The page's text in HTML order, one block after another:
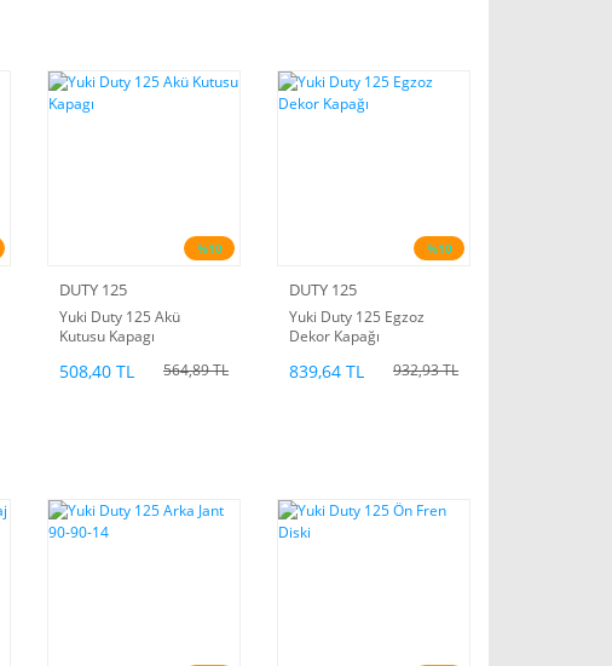
%10
DUTY 125
Yuki Duty 125 Akü
Kutusu Kapagı
508,40 TL 564,89 TL
%10
DUTY 125
Yuki Duty 125 Egzoz
Dekor Kapağı
839,64 TL 932,93 TL